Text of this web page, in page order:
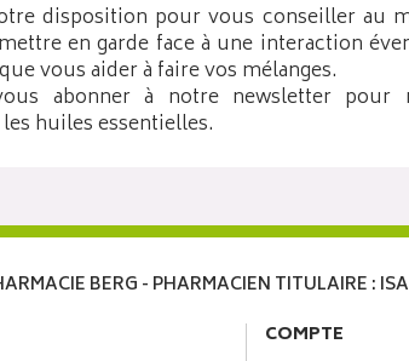
disposition pour vous conseiller au
en garde face à une interaction
vous aider à faire vos mélanges.
abonner à notre newsletter
huiles essentielles.
BERG - PHARMACIEN TITULAIRE :
COMPTE